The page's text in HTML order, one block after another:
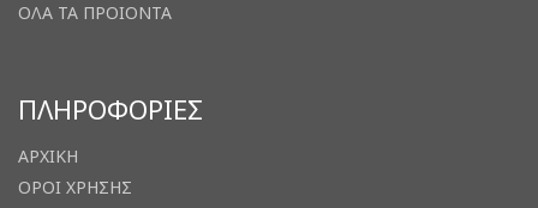
ΟΛΑ ΤΑ ΠΡΟΙΟΝΤΑ
ΠΛΗΡΟΦΟΡΙΕΣ
ΑΡΧΙΚΗ
ΟΡΟΙ ΧΡΗΣΗΣ